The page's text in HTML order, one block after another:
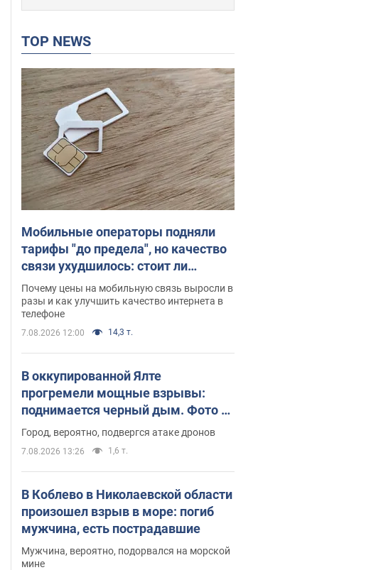
TOP NEWS
Мобильные операторы подняли
тарифы "до предела", но качество
связи ухудшилось: стоит ли
жаловаться на цены
Почему цены на мобильную связь выросли в
разы и как улучшить качество интернета в
телефоне
7.08.2026 12:00 14,3 т.
В оккупированной Ялте
прогремели мощные взрывы:
поднимается черный дым. Фото и
видео
Город, вероятно, подвергся атаке дронов
7.08.2026 13:26 1,6 т.
В Коблево в Николаевской области
произошел взрыв в море: погиб
мужчина, есть пострадавшие
Мужчина, вероятно, подорвался на морской
мине